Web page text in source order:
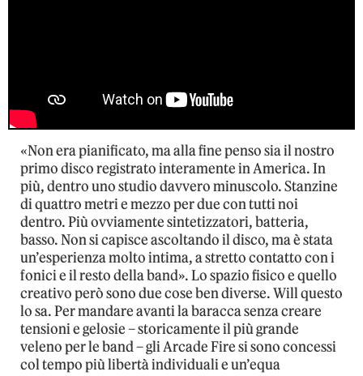
«Non era pianificato, ma alla fine penso sia il nostro
primo disco registrato interamente in America. In
più, dentro uno studio davvero minuscolo. Stanzine
di quattro metri e mezzo per due con tutti noi
dentro. Più ovviamente sintetizzatori, batteria,
basso. Non si capisce ascoltando il disco, ma è stata
un’esperienza molto intima, a stretto contatto con i
fonici e il resto della band». Lo spazio fisico e quello
creativo però sono due cose ben diverse. Will questo
lo sa. Per mandare avanti la baracca senza creare
tensioni e gelosie – storicamente il più grande
veleno per le band – gli Arcade Fire si sono concessi
col tempo più libertà individuali e un’equa